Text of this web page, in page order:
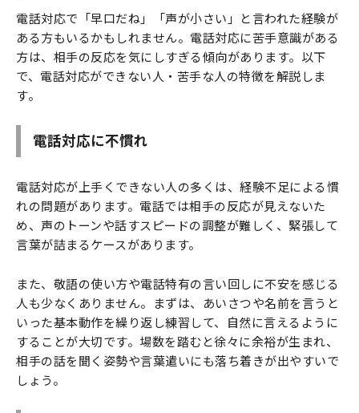
電話対応で「早口だね」「声が小さい」と言われた経験が
ある方もいるかもしれません。電話対応に苦手意識がある
方は、相手の反応を気にしすぎる傾向があります。以下
で、電話対応ができない人・苦手な人の特徴を解説しま
す。
電話対応に不慣れ
電話対応が上手くできない人の多くは、経験不足による慣
れの問題があります。電話では相手の反応が見えないた
め、声のトーンや話すスピードの調整が難しく、緊張して
言葉が詰まるケースがあります。
また、敬語の使い方や電話特有の言い回しに不安を感じる
人も少なくありません。まずは、あいさつや名前を言うと
いった基本動作を繰り返し練習して、自然に言えるように
することが大切です。場数を踏むと徐々に余裕が生まれ、
相手の話を聞く姿勢や言葉遣いにも落ち着きが出やすいで
しょう。